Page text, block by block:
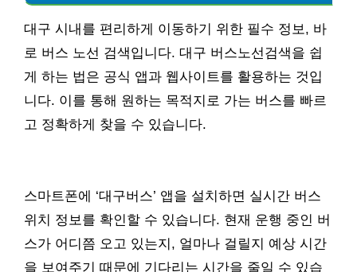
대구 시내를 편리하게 이동하기 위한 필수 정보, 바
로 버스 노선 검색입니다. 대구 버스노선검색을 쉽
게 하는 법은 공식 앱과 웹사이트를 활용하는 것입
니다. 이를 통해 원하는 목적지로 가는 버스를 빠르
고 정확하게 찾을 수 있습니다.
스마트폰에 ‘대구버스’ 앱을 설치하면 실시간 버스
위치 정보를 확인할 수 있습니다. 현재 운행 중인 버
스가 어디쯤 오고 있는지, 얼마나 걸릴지 예상 시간
을 보여주기 때문에 기다리는 시간을 줄일 수 있습